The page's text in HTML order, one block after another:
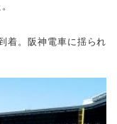
着。阪神電車に揺られ